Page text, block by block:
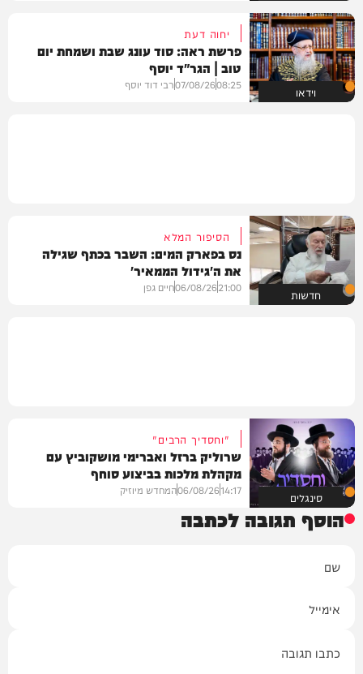
וידאו
יחוה דעת
פרשת ראה: סוד עונג שבת ושמחת יום
טוב | הגר"ד יוסף
08:25
07/08/26רבי דוד יוסף
חדשות
הסיפור המלא
נס בפארק המים: השבר בכתף שגילה
את ה'גידול הממאיר'
21:00
06/08/26חיים גפן
סינגלים
"וחסדיך הרבים"
שרוליק ברזל ואברימי מושקוביץ עם
מקהלת מלכות בביצוע סוחף
14:17
06/08/26המחדש מיוזיק
הוסף תגובה לכתבה